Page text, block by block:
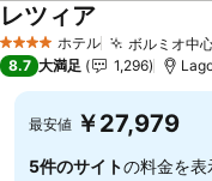
4 ホテルのランク
ホテル ボルミオ中
レツィア
8.7 大満足 1,296
最安値 ￥27,979
5件のサイトの料金を表